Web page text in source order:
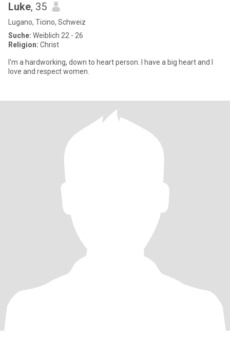
Luke, 35
Lugano, Ticino, Schweiz
Suche: Weiblich 22 - 26
Religion: Christ
I'm a hardworking, down to heart person. I have a big heart and I
love and respect women.